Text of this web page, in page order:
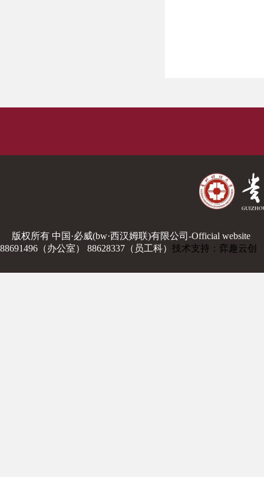
版权所有 中国·必威(bw·西汉姆联)有限公司-Official website
88691496（办公室） 88628337（员工科） 技术支持：弈趣云创